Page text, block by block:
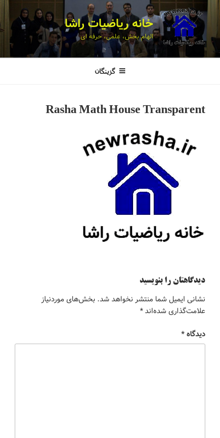
خانه ریاضیات راشا
الهام بخش، علمی، حرفه ای
گزینگان
Rasha Math House Transparent
دیدگاهتان را بنویسید
نشانی ایمیل شما منتشر نخواهد شد. بخش‌های موردنیاز
علامت‌گذاری شده‌اند*
دیدگاه*